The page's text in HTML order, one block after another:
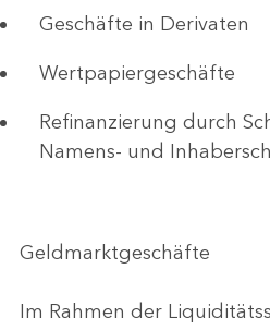
Geschäfte in Derivaten
Wertpapiergeschäfte
Refinanzierung durch
Namens- und
Geldmarktgeschäfte
Im Rahmen der